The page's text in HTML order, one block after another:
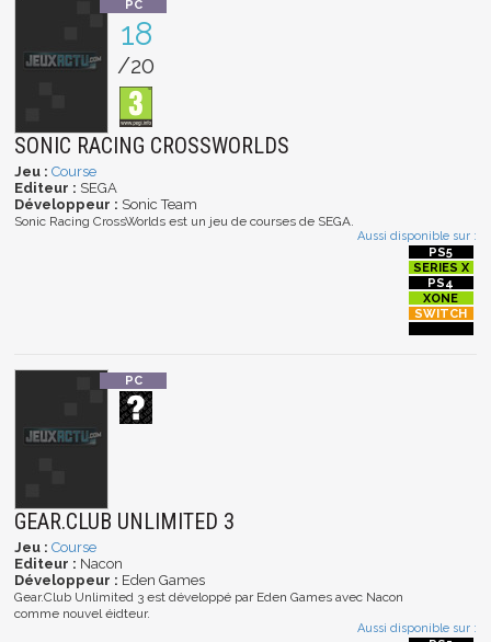
18
/20
SONIC RACING CROSSWORLDS
Jeu : Course
Editeur : SEGA
Développeur : Sonic Team
Sonic Racing CrossWorlds est un jeu de courses de SEGA.
Aussi disponible sur :
GEAR.CLUB UNLIMITED 3
Jeu : Course
Editeur : Nacon
Développeur : Eden Games
Gear.Club Unlimited 3 est développé par Eden Games avec Nacon
comme nouvel éidteur.
Aussi disponible sur :